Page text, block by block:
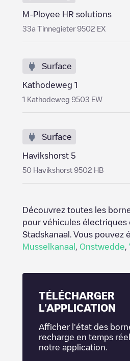
M-Ployee HR solutions
33a Tinnegieter 9502 EX
Surface
Kathodeweg 1
1 Kathodeweg 9503 EW
Surface
Havikshorst 5
50 Havikshorst 9502 HB
Découvrez toutes les
pour véhicules électriques
Stadskanaal
. Vous pouvez
Musselkanaal
Onstwedde
TÉLÉCHARGER
L'APPLICATION
Afficher l'état des
recharge en temps
notre application.